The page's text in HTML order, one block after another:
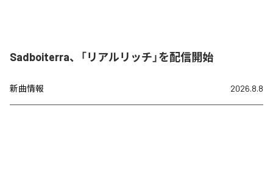
Sadboiterra、「リアルリッチ」を配信開始
新曲情報 2026.8.8